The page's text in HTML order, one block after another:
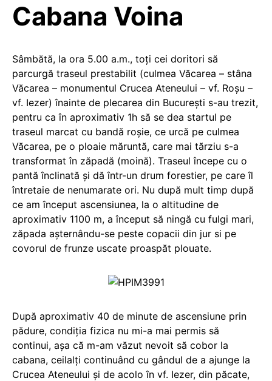
Cabana Voina
Sâmbătă, la ora 5.00 a.m., toţi cei doritori să
parcurgă traseul prestabilit (culmea Văcarea – stâna
Văcarea – monumentul Crucea Ateneului – vf. Roşu –
vf. Iezer) înainte de plecarea din Bucureşti s-au trezit,
pentru ca în aproximativ 1h să se dea startul pe
traseul marcat cu bandă roşie, ce urcă pe culmea
Văcarea, pe o ploaie măruntă, care mai tărziu s-a
transformat în zăpadă (moină). Traseul începe cu o
pantă înclinată şi dă într-un drum forestier, pe care îl
întretaie de nenumarate ori. Nu după mult timp după
ce am început ascensiunea, la o altitudine de
aproximativ 1100 m, a început să ningă cu fulgi mari,
zăpada aşternându-se peste copacii din jur si pe
covorul de frunze uscate proaspăt plouate.
După aproximativ 40 de minute de ascensiune prin
pădure, condiţia fizica nu mi-a mai permis să
continui, aşa că m-am văzut nevoit să cobor la
cabana, ceilalţi continuând cu gândul de a ajunge la
Crucea Ateneului şi de acolo în vf. Iezer, din păcate,